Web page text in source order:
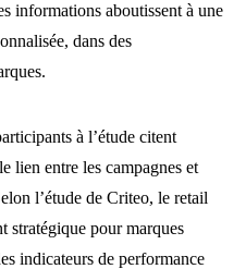
informations aboutissent à une
dans des
à l’étude citent
lien entre les campagnes et
l’étude de Criteo, le retail
stratégique pour marques
indicateurs de performance